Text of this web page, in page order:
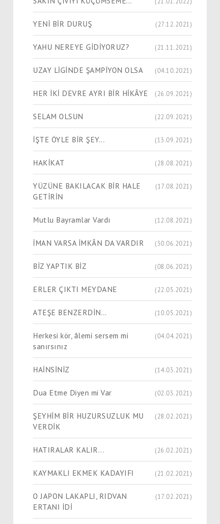
YENİ BİR DURUŞ (27.12.2021)
YAHU NEREYE GİDİYORUZ? (21.11.2021)
UZAY LİGİNDE ŞAMPİYON OLSA (04.10.2021)
HER İKİ DEVRE AYRI BİR HİKÂYE (26.09.2021)
SELAM OLSUN (22.09.2021)
İŞTE ÖYLE BİR ŞEY... (13.09.2021)
HAKİKAT (28.08.2021)
YÜZÜNE BAKILACAK BİR HALE
GETİRİN
(17.08.2021)
Mutlu Bayramlar Vardı (12.08.2021)
İMAN VARSA İMKÂN DA VARDIR (30.06.2021)
BİZ YAPTIK BİZ (08.06.2021)
ERLER ÇIKTI MEYDANE (22.05.2021)
ATEŞE BENZERDİN… (10.05.2021)
Herkesi kör, âlemi sersem mi
sanırsınız
(04.04.2021)
HAİNSİNİZ (14.03.2021)
Dua Etme Diyen mi Var (02.03.2021)
ŞEYHİM BİR HUZURSUZLUK MU
VERDİK
(28.02.2021)
HATIRALAR KALIR... (26.02.2021)
KAYMAKLI EKMEK KADAYIFI (21.02.2021)
O JAPON LAKAPLI, RIDVAN
ERTANI İDİ
(17.02.2021)